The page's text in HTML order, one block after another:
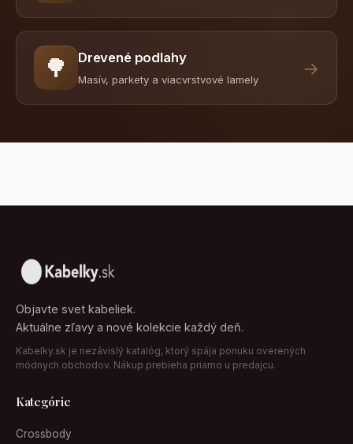
🌳 Drevené podlahy
Masív, parkety a viacvrstvové lamely
→
Objavte svet kabeliek.
Aktuálne zľavy a nové kolekcie každý deň.
Kabelky.sk je nezávislý katalóg, ktorý spája ponuku overených
módnych obchodov. Nákup prebieha priamo u predajcu.
Kategórie
Crossbody